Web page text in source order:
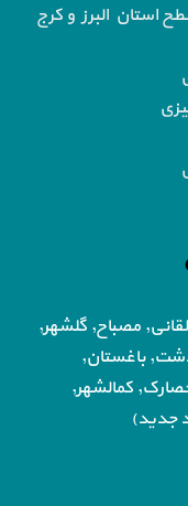
استان البرز و کرج
مصباح, گلشهر,
باغستان,
کمالشهر,
جدید)